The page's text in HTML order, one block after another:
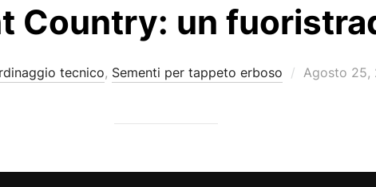
Country: un
tecnico, Sementi per tappeto erboso
Pubblicato
Agosto 25,